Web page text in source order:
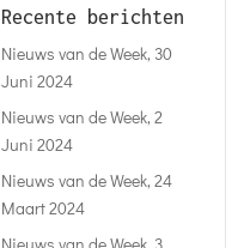
Recente berichten
Nieuws van de Week, 30
Juni 2024
Nieuws van de Week, 2
Juni 2024
Nieuws van de Week, 24
Maart 2024